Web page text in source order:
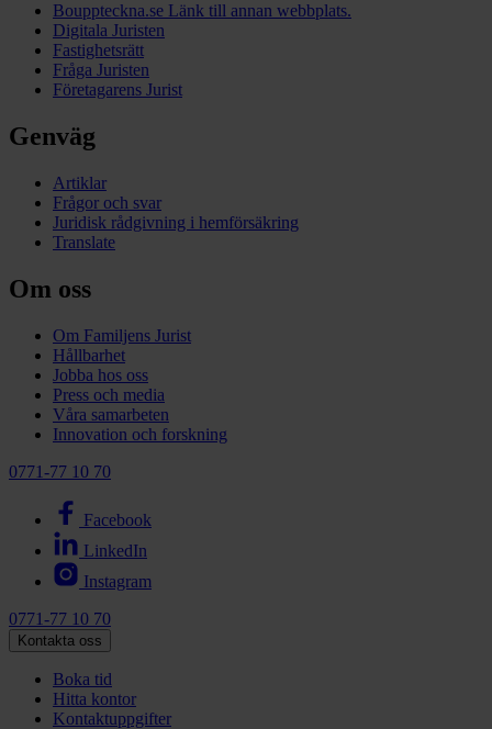
Bouppteckna.se Länk till annan webbplats.
Digitala Juristen
Fastighetsrätt
Fråga Juristen
Företagarens Jurist
Genväg
Artiklar
Frågor och svar
Juridisk rådgivning i hemförsäkring
Translate
Om oss
Om Familjens Jurist
Hållbarhet
Jobba hos oss
Press och media
Våra samarbeten
Innovation och forskning
0771-77 10 70
Facebook
LinkedIn
Instagram
0771-77 10 70
Kontakta oss
Boka tid
Hitta kontor
Kontaktuppgifter